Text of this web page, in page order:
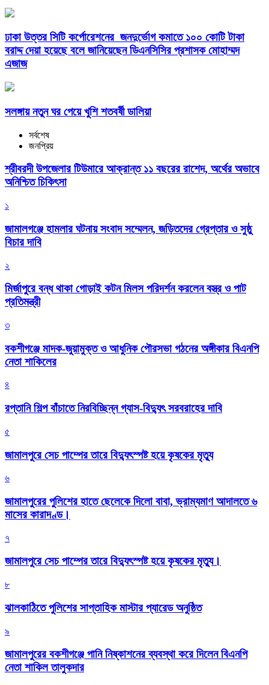
ঢাকা উত্তর সিটি কর্পোরেশনের জনদুর্ভোগ কমাতে ১০০ কোটি টাকা
বরাদ্দ দেয়া হয়েছে বলে জানিয়েছেন ডিএনসিসির প্রশাসক মোহাম্মদ
এজাজ
সলঙ্গায় নতুন ঘর পেয়ে খুশি শতবর্ষী ডালিয়া
সর্বশেষ
জনপ্রিয়
শ্রীবরদী উপজেলার টিউমারে আক্রান্ত ১১ বছরের রাশেদ, অর্থের অভাবে
অনিশ্চিত চিকিৎসা
১
জামালগঞ্জে হামলার ঘটনায় সংবাদ সম্মেলন, জড়িতদের গ্রেপ্তার ও সুষ্ঠু
বিচার দাবি
২
মির্জাপুরে বন্ধ থাকা গোড়াই কটন মিলস পরিদর্শন করলেন বস্ত্র ও পাট
প্রতিমন্ত্রী
৩
বকশীগঞ্জে মাদক-জুয়ামুক্ত ও আধুনিক পৌরসভা গঠনের অঙ্গীকার বিএনপি
নেতা শাকিলের
৪
রপ্তানি শিল্প বাঁচাতে নিরবিচ্ছিন্ন গ্যাস-বিদ্যুৎ সরবরাহের দাবি
৫
জামালপুরে সেচ পাম্পের তারে বিদ্যুৎস্পষ্ট হয়ে কৃষকের মৃত্যু
৬
জামালপুরের পুলিশের হাতে ছেলেকে দিলো বাবা, ভ্রাম্যমাণ আদালতে ৬
মাসের কারাদণ্ড।
৭
জামালপুরে সেচ পাম্পের তারে বিদ্যুৎস্পষ্ট হয়ে কৃষকের মৃত্যু।
৮
‎ঝালকাঠিতে পুলিশের সাপ্তাহিক মাস্টার প্যারেড অনুষ্ঠিত
৯
জামালপুরের বকশীগঞ্জে পানি নিষ্কাশনের ব্যবস্থা করে দিলেন বিএনপি
নেতা শাকিল তালুকদার